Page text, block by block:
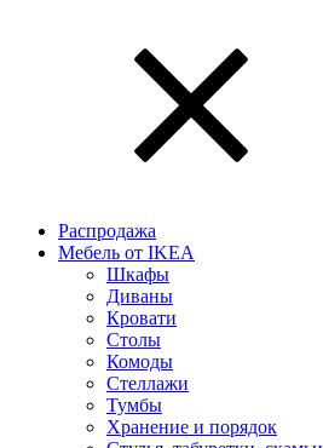
Распродажа
Мебель от IKEA
Шкафы
Диваны
Кровати
Столы
Комоды
Стеллажи
Тумбы
Хранение и порядок